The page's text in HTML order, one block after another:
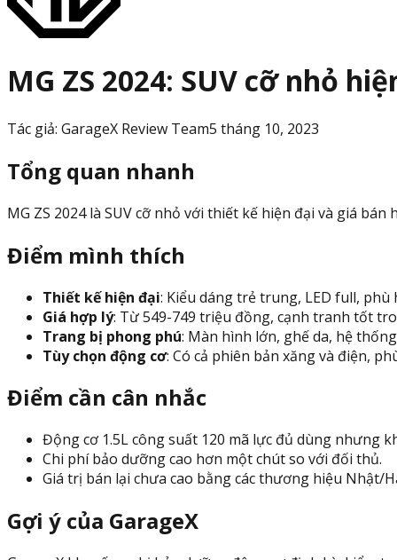
MG ZS 2024: SUV cỡ nhỏ
Tác giả: GarageX Review Team5 tháng 10, 2023
Tổng quan nhanh
MG ZS 2024 là SUV cỡ nhỏ với thiết kế hiện đại và giá
Điểm mình thích
Thiết kế hiện đại: Kiểu dáng trẻ trung, LED full, phù
Giá hợp lý: Từ 549-749 triệu đồng, cạnh tranh tốt
Trang bị phong phú: Màn hình lớn, ghế da, hệ
Tùy chọn động cơ: Có cả phiên bản xăng và điện,
Điểm cần cân nhắc
Động cơ 1.5L công suất 120 mã lực đủ dùng nhưng
Chi phí bảo dưỡng cao hơn một chút so với đối thủ.
Giá trị bán lại chưa cao bằng các thương hiệu Nhật/
Gợi ý của GarageX